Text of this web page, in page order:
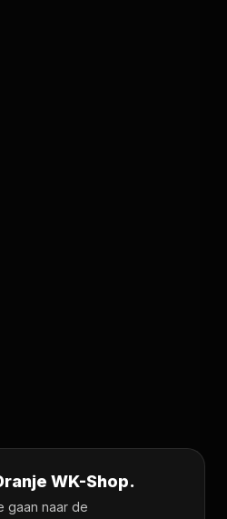
WK-Shop.
gaan naar de